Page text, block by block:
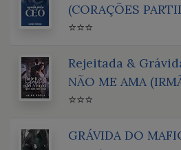
(CORAÇÕES
⭐⭐⭐
Rejeitada &
NÃO ME AMA
⭐⭐⭐
GRÁVIDA DO